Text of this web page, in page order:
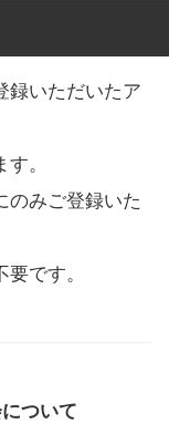
録いただいたア
。
のみご登録いた
です。
ついて